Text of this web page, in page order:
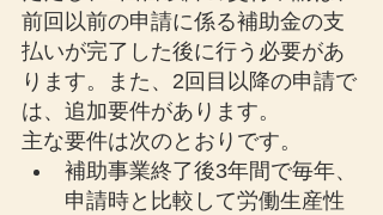
前回以前の申請に係る補助金の支
払いが完了した後に行う必要があ
ります。また、2回目以降の申請で
は、追加要件があります。
主な要件は次のとおりです。
補助事業終了後3年間で毎年、
申請時と比較して労働生産性